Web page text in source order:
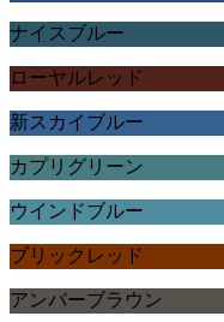
ナイスブルー
ローヤルレッド
新スカイブルー
カプリグリーン
ウインドブルー
ブリックレッド
アンバーブラウン